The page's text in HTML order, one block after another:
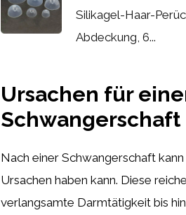
Silikagel-Haar-
Abdeckung, 6...
Ursachen für
Schwangerschaft
Nach einer Schwangerschaft
Ursachen haben kann. Diese
verlangsamte Darmtätigkeit bis